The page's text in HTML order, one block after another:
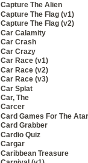
Capture The Alien
Capture The Flag (v1)
Capture The Flag (v2)
Car Calamity
Car Crash
Car Crazy
Car Race (v1)
Car Race (v2)
Car Race (v3)
Car Splat
Car, The
Carcer
Card Games For The
Card Grabber
Cardio Quiz
Cargar
Caribbean Treasure